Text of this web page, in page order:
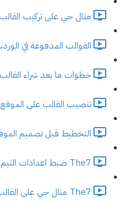
مثال حي على تركيب القالب
القوالب المدفوعة في
خطوات ما بعد شراء القالب
تنصيب القالب على الموقع
التخطيط قبل تصميم الموقع
The7 ضبط اعدادات الثيم الاساسية (9:35)
The7 مثال حي على القالب المدفوع (15:53)